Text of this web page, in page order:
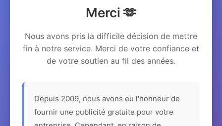
Merci 🫶
Nous avons pris la difficile décision de mettre
fin à notre service. Merci de votre confiance et
de votre soutien au fil des années.
Depuis 2009, nous avons eu l'honneur de
fournir une publicité gratuite pour votre